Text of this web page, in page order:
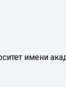
имени